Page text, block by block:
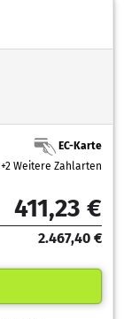
EC-Karte
+2 Weitere Zahlarten
411,23 €
2.467,40 €